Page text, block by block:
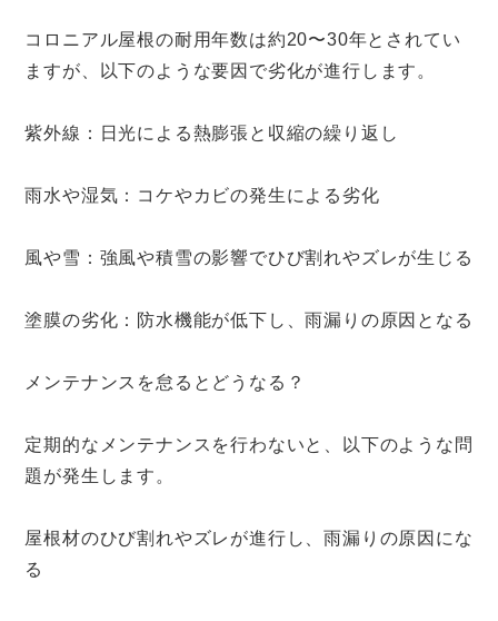
コロニアル屋根の耐用年数は約20〜30年とされてい
ますが、以下のような要因で劣化が進行します。
紫外線：日光による熱膨張と収縮の繰り返し
雨水や湿気：コケやカビの発生による劣化
風や雪：強風や積雪の影響でひび割れやズレが生じる
塗膜の劣化：防水機能が低下し、雨漏りの原因となる
メンテナンスを怠るとどうなる？
定期的なメンテナンスを行わないと、以下のような問
題が発生します。
屋根材のひび割れやズレが進行し、雨漏りの原因にな
る